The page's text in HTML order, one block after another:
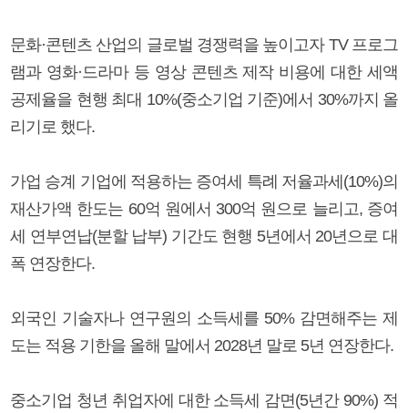
문화·콘텐츠 산업의 글로벌 경쟁력을 높이고자 TV 프로그
램과 영화·드라마 등 영상 콘텐츠 제작 비용에 대한 세액
공제율을 현행 최대 10%(중소기업 기준)에서 30%까지 올
리기로 했다.
가업 승계 기업에 적용하는 증여세 특례 저율과세(10%)의
재산가액 한도는 60억 원에서 300억 원으로 늘리고, 증여
세 연부연납(분할 납부) 기간도 현행 5년에서 20년으로 대
폭 연장한다.
외국인 기술자나 연구원의 소득세를 50% 감면해주는 제
도는 적용 기한을 올해 말에서 2028년 말로 5년 연장한다.
중소기업 청년 취업자에 대한 소득세 감면(5년간 90%) 적